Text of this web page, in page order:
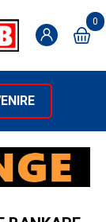
0